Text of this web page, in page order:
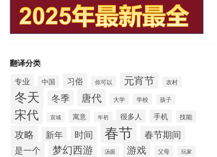
翻译分类
专业
中国 习俗 你可以 元宵节 农村
冬天 冬季 唐代 大学 学校 孩子
宋代 宣城 寓意 年初 很多人 手机 技能
攻略 新年 时间 春节 春节期间
是一个 梦幻西游 汤圆 游戏 父母 玩家